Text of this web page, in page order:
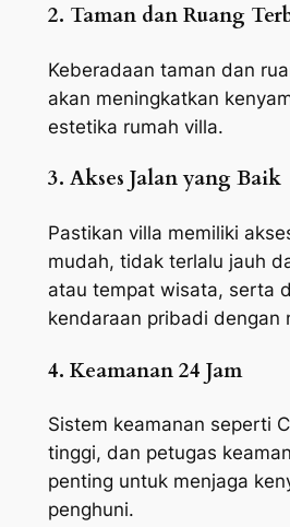
2. Taman dan Ruang
Keberadaan taman dan
akan meningkatkan
estetika rumah villa.
3. Akses Jalan yang Baik
Pastikan villa memiliki
mudah, tidak terlalu jauh
atau tempat wisata, serta
kendaraan pribadi dengan
4. Keamanan 24 Jam
Sistem keamanan seperti
tinggi, dan petugas
penting untuk menjaga
penghuni.